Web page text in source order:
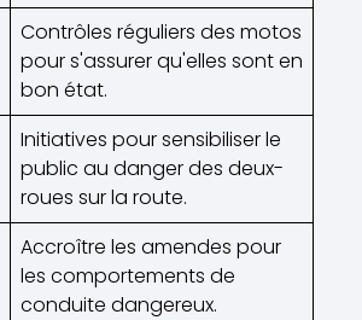
Contrôles réguliers des motos
pour s'assurer qu'elles sont en
bon état.
Initiatives pour sensibiliser le
public au danger des deux-
roues sur la route.
Accroître les amendes pour
les comportements de
conduite dangereux.